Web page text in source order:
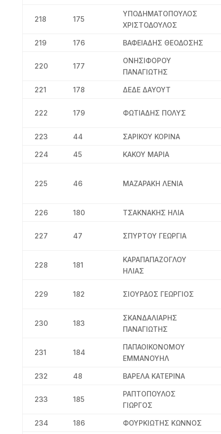
218 175
ΥΠΟΔΗΜΑΤΟΠΟΥΛΟΣ
ΧΡΙΣΤΟΔΟΥΛΟΣ
219 176 ΒΑΦΕΙΑΔΗΣ ΘΕΟΔΟΣΗΣ
220 177
ΟΝΗΣΙΦΟΡΟΥ
ΠΑΝΑΓΙΩΤΗΣ
221 178 ΔΕΔΕ ΔΑΥΟΥΤ
222 179 ΦΩΤΙΑΔΗΣ ΠΟΛΥΣ
223 44 ΣΑΡΙΚΟΥ ΚΟΡΙΝΑ
224 45 ΚΑΚΟΥ ΜΑΡΙΑ
225 46 ΜΑΖΑΡΑΚΗ ΛΕΝΙΑ
226 180 ΤΣΑΚΝΑΚΗΣ ΗΛΙΑ
227 47 ΣΠΥΡΤΟΥ ΓΕΩΡΓΙΑ
228 181
ΚΑΡΑΠΑΠΑΖΟΓΛΟΥ
ΗΛΙΑΣ
229 182 ΣΙΟΥΡΔΟΣ ΓΕΩΡΓΙΟΣ
230 183
ΣΚΑΝΔΑΛΙΑΡΗΣ
ΠΑΝΑΓΙΩΤΗΣ
231 184
ΠΑΠΑΟΙΚΟΝΟΜΟΥ
ΕΜΜΑΝΟΥΗΛ
232 48 ΒΑΡΕΛΑ ΚΑΤΕΡΙΝΑ
233 185
ΡΑΠΤΟΠΟΥΛΟΣ
ΓΙΩΡΓΟΣ
234 186 ΦΟΥΡΚΙΩΤΗΣ ΚΩΝΝΟΣ